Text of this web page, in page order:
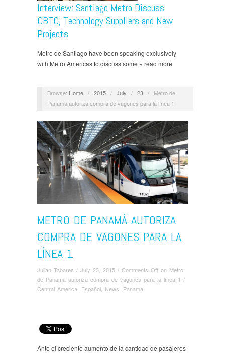
Interview: Santiago Metro Discuss
CBTC, Technology Suppliers and New
Projects
Metro de Santiago have been speaking exclusively
with Metro Americas to discuss some » read more
Browse: Home / 2015 / July / 23 /
Metro de
Panamá autoriza compra de vagones para la línea 1
METRO DE PANAMÁ AUTORIZA
COMPRA DE VAGONES PARA LA
LÍNEA 1
Julian Tabares / July 23, 2015 / Comments Off on Metro
de Panamá autoriza compra de vagones para la línea 1 /
Central America, Español, News, Panama
Ante el creciente aumento de la cantidad de pasajeros